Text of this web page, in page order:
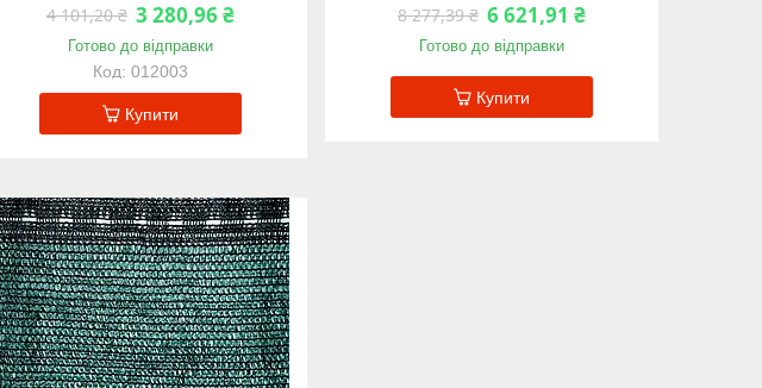
4 101,20 ₴ 3 280,96 ₴
Готово до відправки
012003
Купити
8 277,39 ₴ 6 621,91 ₴
Готово до відправки
Купити